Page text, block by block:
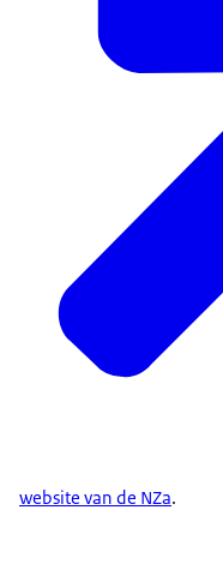
website van de NZa.